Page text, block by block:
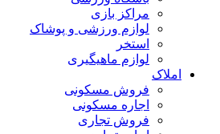
مراکز بازی
لوازم ورزشی و پوشاک
استخر
لوازم ماهیگیری
املاک
فروش مسکونی
اجاره مسکونی
فروش تجاری